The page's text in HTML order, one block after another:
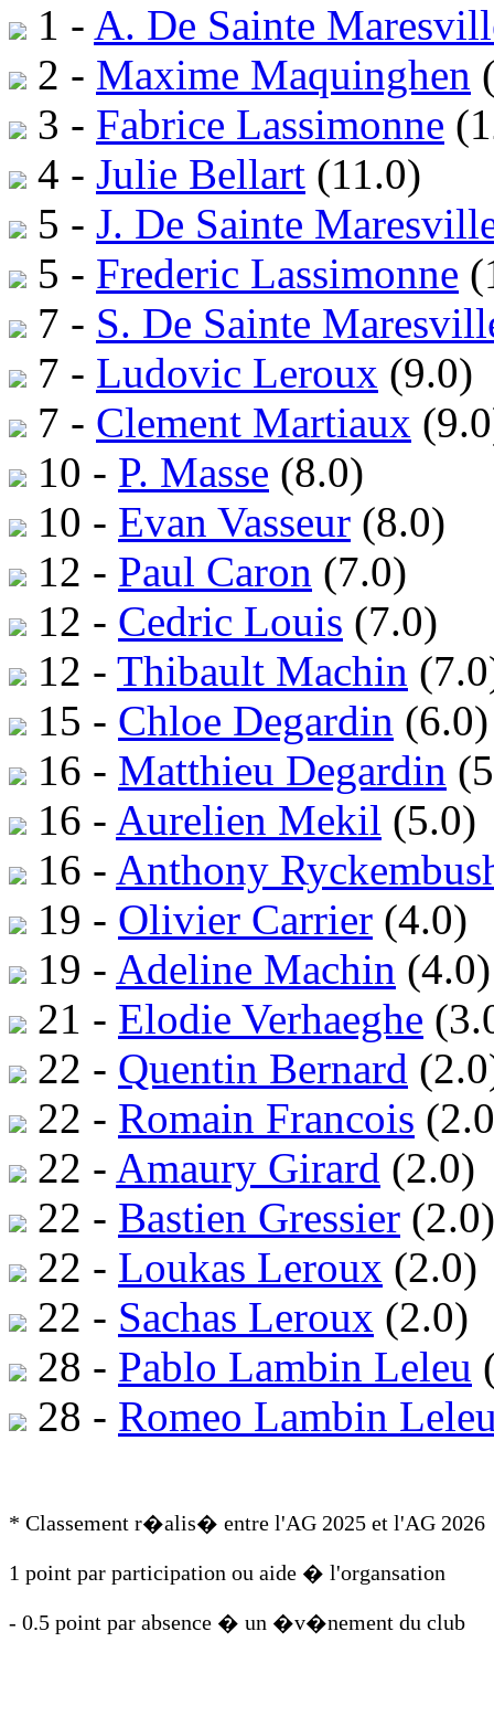
1 - A. De Sainte
2 - Maxime Maquinghen
3 - Fabrice Lassimonne
4 - Julie Bellart (11.0)
5 - J. De Sainte
5 - Frederic Lassimonne
7 - S. De Sainte
7 - Ludovic Leroux (9.0)
7 - Clement Martiaux
10 - P. Masse (8.0)
10 - Evan Vasseur (8.0)
12 - Paul Caron (7.0)
12 - Cedric Louis (7.0)
12 - Thibault Machin
15 - Chloe Degardin (6.0)
16 - Matthieu Degardin
16 - Aurelien Mekil (5.0)
16 - Anthony
19 - Olivier Carrier (4.0)
19 - Adeline Machin (4.0)
21 - Elodie Verhaeghe
22 - Quentin Bernard
22 - Romain Francois
22 - Amaury Girard (2.0)
22 - Bastien Gressier (2.0)
22 - Loukas Leroux (2.0)
22 - Sachas Leroux (2.0)
28 - Pablo Lambin Leleu
28 - Romeo Lambin
* Classement r�alis� entre l'AG 2025 et l'AG 2026
1 point par participation ou aide � l'organsation
- 0.5 point par absence � un �v�nement du club